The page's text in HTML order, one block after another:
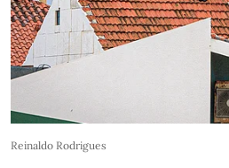
Reinaldo Rodrigues